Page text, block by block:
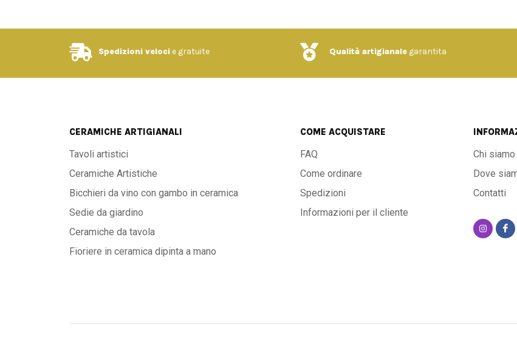
Spedizioni veloci e gratuite Qualità artigianale garantita
CERAMICHE ARTIGIANALI
Tavoli artistici
Ceramiche Artistiche
Bicchieri da vino con gambo in ceramica
Sedie da giardino
Ceramiche da tavola
Fioriere in ceramica dipinta a mano
COME ACQUISTARE
FAQ
Come ordinare
Spedizioni
Informazioni per il cliente
Chi siamo
Dove
Contatti